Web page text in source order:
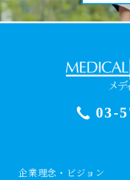
03-
企業理念・ビジョン